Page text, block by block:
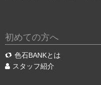
初めての方へ
色石BANKとは
スタッフ紹介